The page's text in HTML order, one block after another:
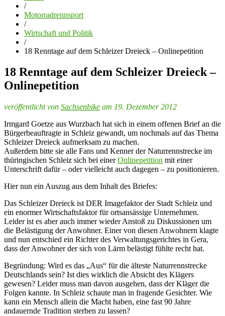
/
Motorradrennsport
/
Wirtschaft und Politik
/
18 Renntage auf dem Schleizer Dreieck – Onlinepetition
18 Renntage auf dem Schleizer Dreieck –
Onlinepetition
veröffentlicht von Sachsenbike am 19. Dezember 2012
Irmgard Goetze aus Wurzbach hat sich in einem offenen Brief an die
Bürgerbeauftragte in Schleiz gewandt, um nochmals auf das Thema
Schleizer Dreieck aufmerksam zu machen.
Außerdem bitte sie alle Fans und Kenner der Naturrennstrecke im
thüringischen Schleiz sich bei einerOnlinepetition mit einer
Unterschrift dafür – oder vielleicht auch dagegen – zu positionieren.
Hier nun ein Auszug aus dem Inhalt des Briefes:
Das Schleizer Dreieck ist DER Imagefaktor der Stadt Schleiz und
ein enormer Wirtschaftsfaktor für ortsansässige Unternehmen.
Leider ist es aber auch immer wieder Anstoß zu Diskussionen um
die Belästigung der Anwohner. Einer von diesen Anwohnern klagte
und nun entschied ein Richter des Verwaltungsgerichtes in Gera,
dass der Anwohner der sich von Lärm belästigt fühlte recht hat.
Begründung: Wird es das „Aus“ für die älteste Naturrennstrecke
Deutschlands sein? Ist dies wirklich die Absicht des Klägers
gewesen? Leider muss man davon ausgehen, dass der Kläger die
Folgen kannte. In Schleiz schaute man in fragende Gesichter. Wie
kann ein Mensch allein die Macht haben, eine fast 90 Jahre
andauernde Tradition sterben zu lassen?